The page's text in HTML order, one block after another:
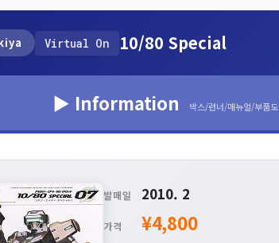
Virtual On 10/80 Special
▶ Information 박스/런너/매뉴얼/부품도
발매일 2010. 2
가격 ¥4,800